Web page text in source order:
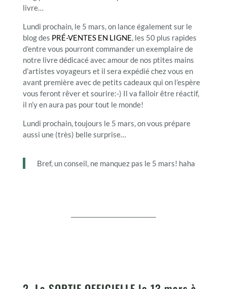
livre…
Lundi prochain, le 5 mars, on lance également sur le
blog des PRÉ-VENTES EN LIGNE, les 50 plus rapides
d’entre vous pourront commander un exemplaire de
notre livre dédicacé avec amour de nos ptites mains
d’artistes voyageurs et il sera expédié chez vous en
avant première avec de petits cadeaux qui on l’espère
vous feront rêver et sourire:-) Il va falloir être réactif,
il n’y en aura pas pour tout le monde!
Lundi prochain, toujours le 5 mars, on vous prépare
aussi une (très) belle surprise…
Bref, un conseil, ne manquez pas le 5 mars! haha